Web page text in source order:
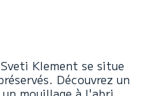
Klement se situe
Découvrez un